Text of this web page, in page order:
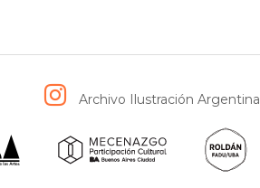
Archivo Ilustración Argentina